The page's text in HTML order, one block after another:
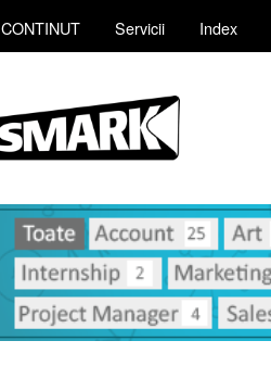
CONTINUT Servicii Index